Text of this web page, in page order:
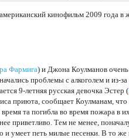
кинофильм 2009 года в
Фармига) и Джона Коулманов очень
проблемы с алкоголем и
9-летняя русская девочка Эстер (
приюта, сообщает Коулманам,
время та погибла во время пожара в
приветливо. Тем не менее,
и умеет петь милые песенки. В то